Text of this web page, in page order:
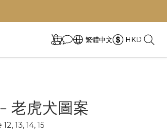
繁體中文 HKD
老虎犬圖案
13, 14, 15